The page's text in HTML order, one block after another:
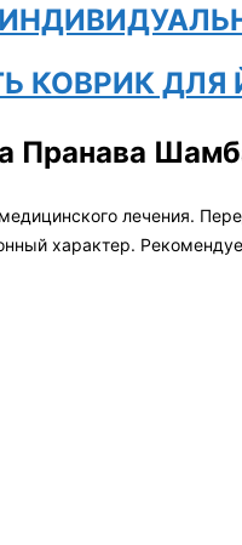
КОВРИК ДЛЯ
лечения.
характер.